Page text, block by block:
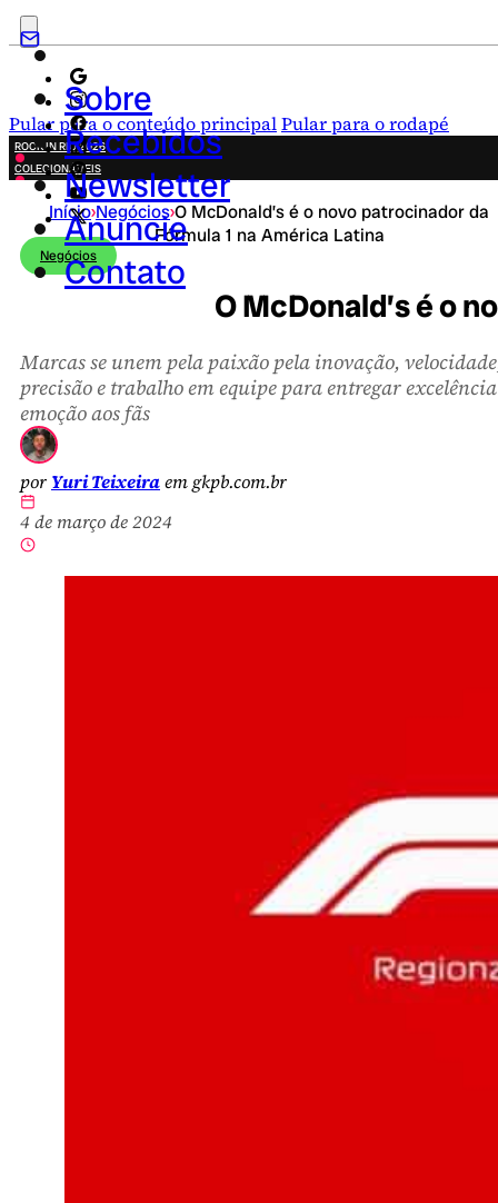
Pular para o conteúdo principalPular para o rodapé
Sobre
Recebidos
Newsletter
Anuncie
Contato
ROCK IN RIO 2026
COLECIONÁVEIS
FESTA JUNINA
NOVIDADES
CAMPANHAS CRIATIVAS
Início›Negócios›O McDonald’s é o novo patrocinador da
Fórmula 1 na América Latina
Negócios
O McDonald’s é o
Marcas se unem pela paixão pela inovação,
precisão e trabalho em equipe para entregar
emoção aos fãs
por Yuri Teixeiraem gkpb.com.br
4 de março de 2024